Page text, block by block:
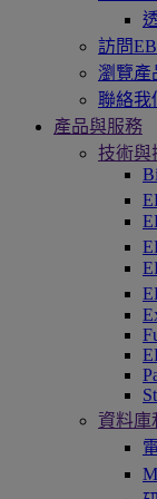
訪問
瀏覽產
聯絡我
產品與服務
技術與
資料庫